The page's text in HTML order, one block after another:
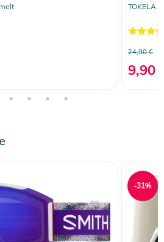
TOKELA
24,90 €
9,90
-31%